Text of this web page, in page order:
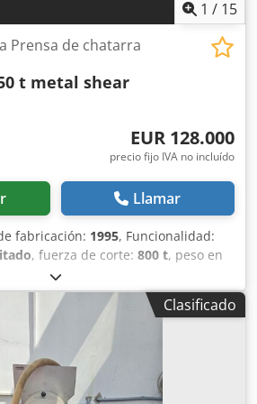
1 / 15
Prensa de chatarra
t metal shear
EUR 128.000
precio fijo IVA no incluído
Llamar
fabricación: 1995, Funcionalidad:
, fuerza de corte: 800 t, peso en
de corriente de entrada:
y metal Arnold HS850 La máquina se
en condiciones óptimas para su
Fuerza del cilindro: 850 t
0,08 m/s Cilindro de sujeción:
t /por cilindro Cilindro de avance:
t Cilindro de la tapa: Fuerza del
Clasificado